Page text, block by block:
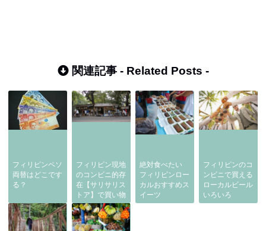
関連記事 - Related Posts -
フィリピンペソ
両替はどこです
る？
フィリピン現地
のコンビニ的存
在【サリサリス
トア】で買い物
絶対食べたい
フィリピンロー
カルおすすめス
イーツ
フィリピンのコ
ンビニで買える
ローカルビール
いろいろ